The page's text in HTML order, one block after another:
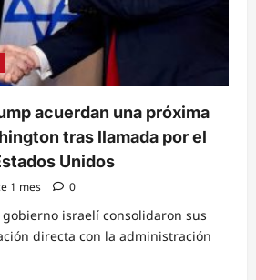
acuerdan una próxima
tras llamada por el
Unidos
1 mes 0
gobierno israelí consolidaron sus
directa con la administración